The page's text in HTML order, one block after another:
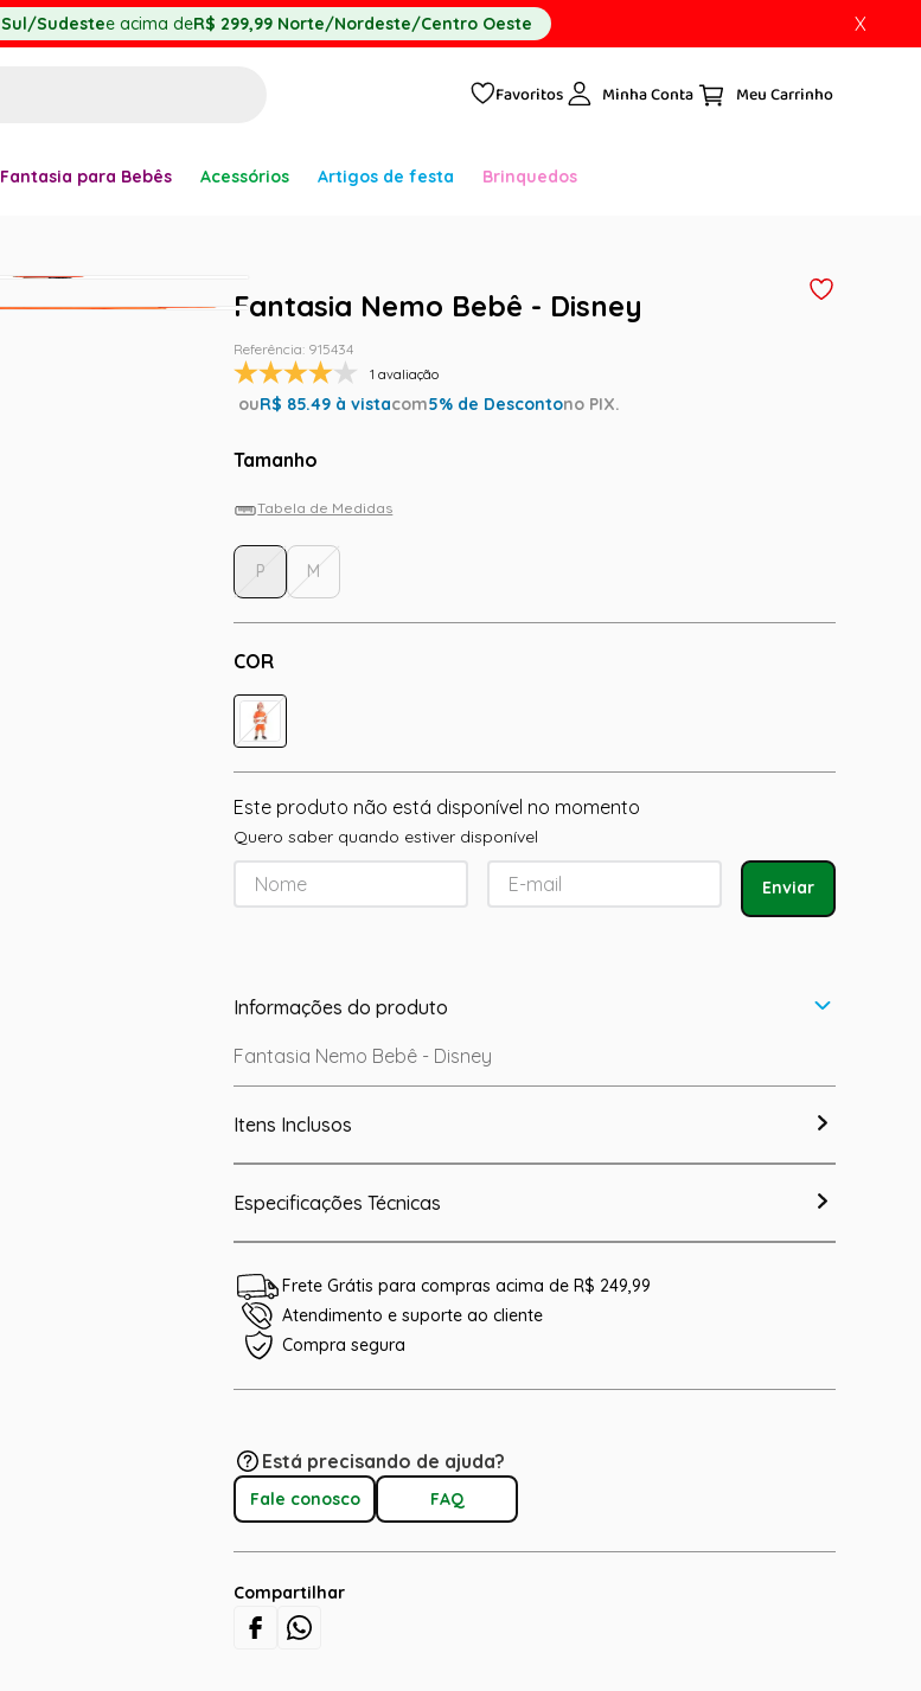
Sul/Sudestee acima deR$ 299,99 Norte/Nordeste/Centro Oeste X
Favoritos Minha Conta
Fantasia para Bebês Acessórios Artigos de festa Brinquedos
Fantasia Nemo Bebê - Disney
Referência: 915434
1 avaliação
ouR$ 85.49 à vistacom5% de Descontono PIX.
Tamanho
Tabela de Medidas
COR
P M
Este produto não está disponível no momento
Quero saber quando estiver disponível
Enviar
Informações do produto
Fantasia Nemo Bebê - Disney
Itens Inclusos
Especificações Técnicas
Frete Grátis para compras acima de R$ 249,99
Atendimento e suporte ao cliente
Compra segura
Está precisando de ajuda?
Fale conosco FAQ
Compartilhar